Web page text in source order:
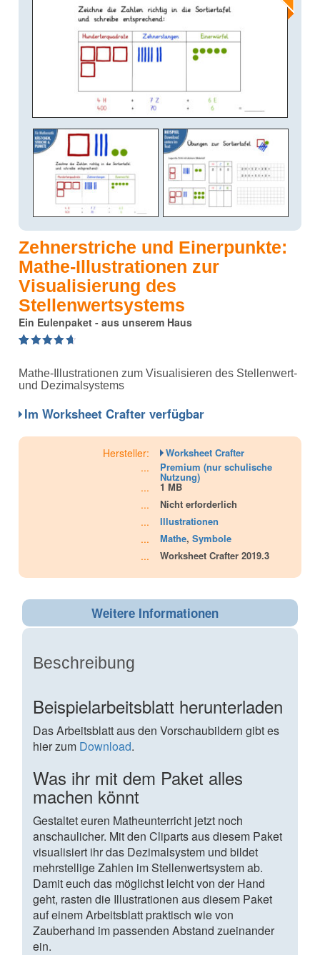
Zehnerstriche und Einerpunkte:
Mathe-Illustrationen zur
Visualisierung des
Stellenwertsystems
Ein Eulenpaket - aus unserem Haus
customer
ratings
Mathe-Illustrationen zum Visualisieren des Stellenwert-
und Dezimalsystems
Im Worksheet Crafter verfügbar
Hersteller: Worksheet Crafter
... Premium (nur schulische
Nutzung)
... 1 MB
... Nicht erforderlich
... Illustrationen
... Mathe, Symbole
... Worksheet Crafter 2019.3
Weitere Informationen
Beschreibung
Beispielarbeitsblatt herunterladen
Das Arbeitsblatt aus den Vorschaubildern gibt es
hier zum Download.
Was ihr mit dem Paket alles
machen könnt
Gestaltet euren Matheunterricht jetzt noch
anschaulicher. Mit den Cliparts aus diesem Paket
visualisiert ihr das Dezimalsystem und bildet
mehrstellige Zahlen im Stellenwertsystem ab.
Damit euch das möglichst leicht von der Hand
geht, rasten die Illustrationen aus diesem Paket
auf einem Arbeitsblatt praktisch wie von
Zauberhand im passenden Abstand zueinander
ein.